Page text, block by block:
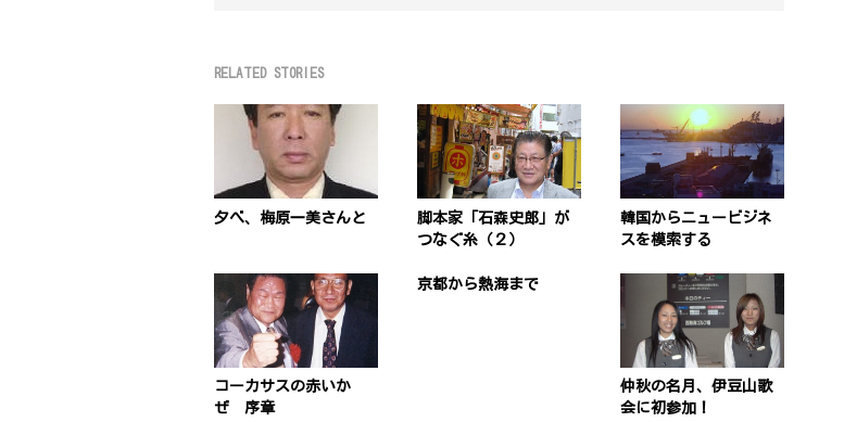
RELATED STORIES
夕べ、梅原一美さんと
脚本家「石森史郎」が
つなぐ糸（２）
韓国からニュービジネ
スを模索する
コーカサスの赤いか
ぜ 序章
京都から熱海まで
仲秋の名月、伊豆山歌
会に初参加！